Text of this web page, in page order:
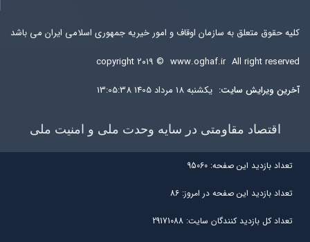
کلیه حقوق متعلق به سازمان اوقاف و امور خیریه جمهوری اسلامی ایران می باشد
copyright ۲۰۱۹ © www.oghaf.ir All right reserved
آخرين ويرايش سایت: یکشنبه 18 مرداد 1405 13:05:38
اقتصاد مقاومتی در سایه وحدت ملی و امنیت ملی
تعداد بازديد اين صفحه: 95060
تعداد بازديد اين صفحه در امروز: 86
تعداد کل بازديد کنندگان سايت: 29171088